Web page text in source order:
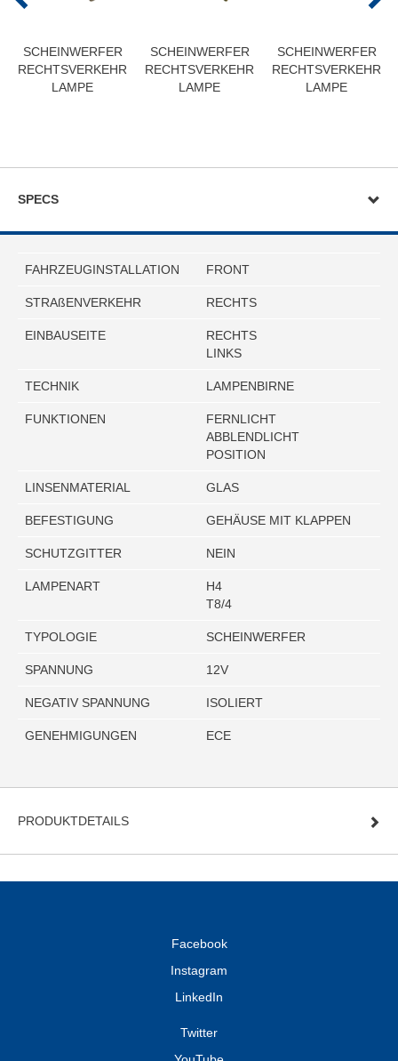
SCHEINWERFER
RECHTSVERKEHR
LAMPE
SCHEINWERFER
RECHTSVERKEHR
LAMPE
SCHEINWERFER
RECHTSVERKEHR
LAMPE
SPECS
FAHRZEUGINSTALLATION FRONT
STRAßENVERKEHR RECHTS
EINBAUSEITE
RECHTS
LINKS
TECHNIK LAMPENBIRNE
FUNKTIONEN
FERNLICHT
ABBLENDLICHT
POSITION
LINSENMATERIAL GLAS
BEFESTIGUNG GEHÄUSE MIT KLAPPEN
SCHUTZGITTER NEIN
LAMPENART
H4
T8/4
TYPOLOGIE SCHEINWERFER
SPANNUNG 12V
NEGATIV SPANNUNG ISOLIERT
GENEHMIGUNGEN ECE
PRODUKTDETAILS
Facebook
Instagram
LinkedIn
Twitter